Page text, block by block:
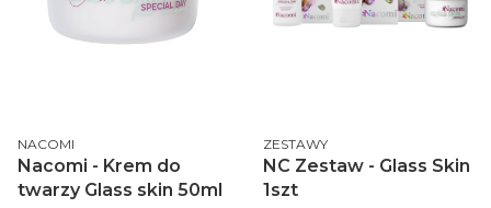
PRODUCENT
NACOMI
Nacomi - Krem do
twarzy Glass skin 50ml
PRODUCENT
ZESTAWY
NC Zestaw - Glass Skin
1szt